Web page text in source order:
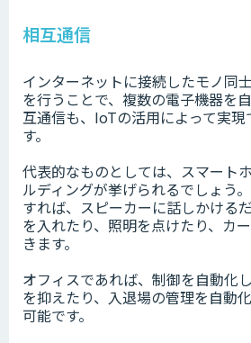
相互通信
インターネットに接続したモノ同
を行うことで、複数の電子機器を
互通信も、IoTの活用によって実
す。
代表的なものとしては、スマート
ルディングが挙げられるでしょう
すれば、スピーカーに話しかける
を入れたり、照明を点けたり、カ
きます。
オフィスであれば、制御を自動化
を抑えたり、入退場の管理を自動
可能です。